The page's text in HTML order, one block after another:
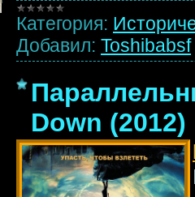
Категория:
Добавил: Toshibabsf
Down (2012)